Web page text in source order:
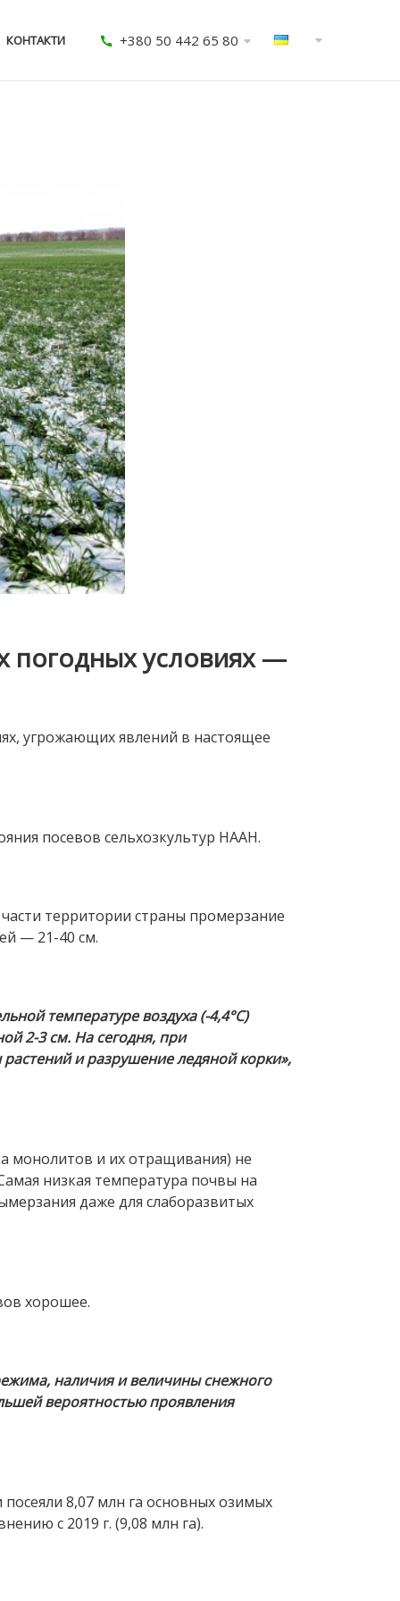
КОНТАКТИ +380 50 442 65 80
погодных условиях —
угрожающих явлений в настоящее
посевов сельхозкультур НААН.
территории страны промерзание
— 21-40 см.
температуре воздуха (-4,4°С)
2-3 см. На сегодня, при
и разрушение ледяной корки»,
монолитов и их отращивания) не
низкая температура почвы на
даже для слаборазвитых
хорошее.
наличия и величины снежного
вероятностью проявления
8,07 млн га основных озимых
с 2019 г. (9,08 млн га).